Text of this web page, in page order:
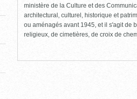
ministère de la Culture et des
architectural, culturel, historique et
ou aménagés avant 1945, et il s'agit de
religieux, de cimetières, de croix de